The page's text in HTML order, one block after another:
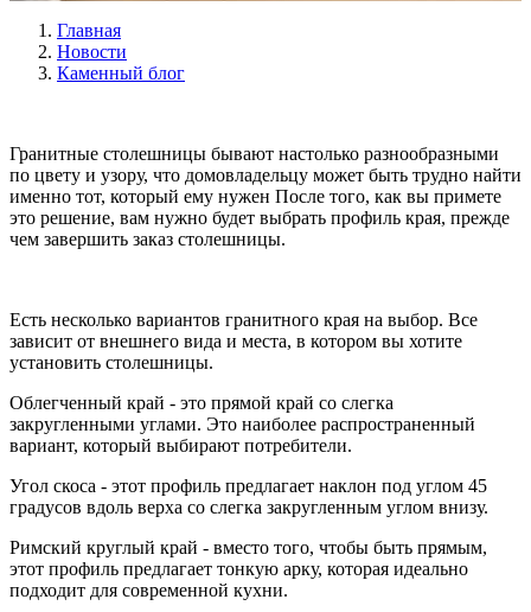
Главная
Новости
Каменный блог
Гранитные столешницы бывают настолько разнообразными
по цвету и узору, что домовладельцу может быть трудно найти
именно тот, который ему нужен После того, как вы примете
это решение, вам нужно будет выбрать профиль края, прежде
чем завершить заказ столешницы.
Есть несколько вариантов гранитного края на выбор. Все
зависит от внешнего вида и места, в котором вы хотите
установить столешницы.
Облегченный край - это прямой край со слегка
закругленными углами. Это наиболее распространенный
вариант, который выбирают потребители.
Угол скоса - этот профиль предлагает наклон под углом 45
градусов вдоль верха со слегка закругленным углом внизу.
Римский круглый край - вместо того, чтобы быть прямым,
этот профиль предлагает тонкую арку, которая идеально
подходит для современной кухни.